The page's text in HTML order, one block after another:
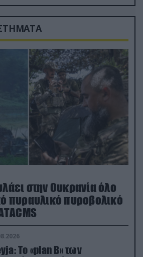
στην Ουκρανία όλο
πυραυλικό πυροβολικό
Το «plan Β» των